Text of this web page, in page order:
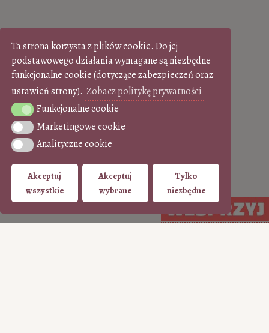
Ta strona korzysta z plików cookie. Do jej
podstawowego działania wymagane są niezbędne
funkcjonalne cookie (dotyczące zabezpieczeń oraz
ustawień strony). Zobacz politykę prywatności
Funkcjonalne cookie
Funkcjonalne cookie
Marketingowe cookie
Marketingowe cookie
Analityczne cookie
Analityczne cookie
Akceptuj
wszystkie
Akceptuj
wybrane
Tylko
niezbędne